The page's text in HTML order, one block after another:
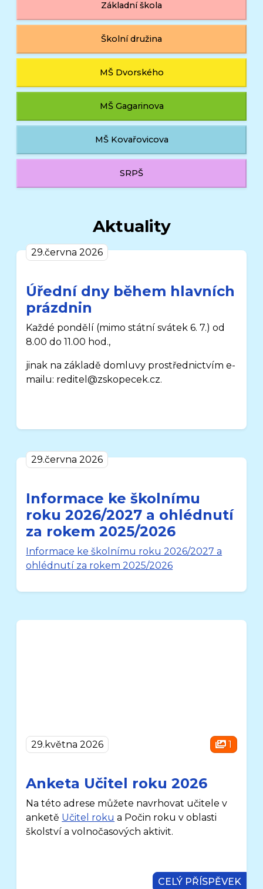
Základní škola
Školní družina
MŠ Dvorského
MŠ Gagarinova
MŠ Kovařovicova
SRPŠ
Aktuality
29.června 2026
Úřední dny během hlavních
prázdnin
Každé pondělí (mimo státní svátek 6. 7.)od
8.00 do 11.00 hod.,
jinak na základě domluvy prostřednictvím e-
mailu: reditel@zskopecek.cz.
29.června 2026
Informace ke školnímu
roku 2026/2027 a ohlédnutí
za rokem 2025/2026
Informace ke školnímu roku 2026/2027 a
ohlédnutí za rokem 2025/2026
29.května 2026 1
Anketa Učitel roku 2026
Na této adrese můžete navrhovat učitele v
anketě Učitel roku a Počin roku v oblasti
školství a volnočasových aktivit.
CELÝ PŘÍSPĚVEK